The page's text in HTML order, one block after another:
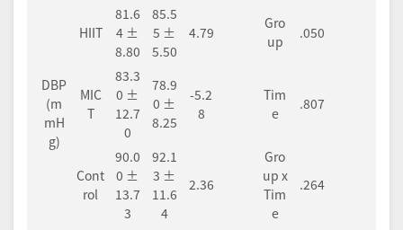
DBP
(m
mH
g)
HIIT
81.6
4 ±
8.80
85.5
5 ±
5.50
4.79
Gro
up
.050
MIC
T
83.3
0 ±
12.7
0
78.9
0 ±
8.25
-5.2
8
Tim
e
.807
Cont
rol
90.0
0 ±
13.7
3
92.1
3 ±
11.6
4
2.36
Gro
up x
Tim
e
.264